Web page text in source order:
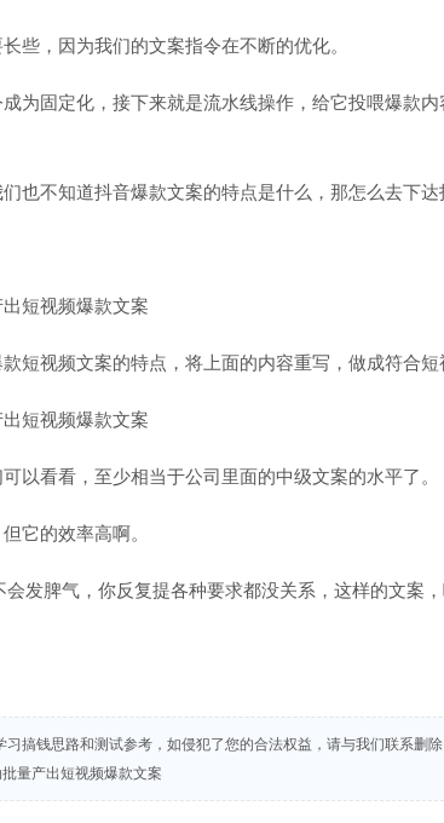
些，因为我们的文案指令在不断的优化。
为固定化，接下来就是流水线操作，给它投喂爆款
也不知道抖音爆款文案的特点是什么，那怎么去下达
短视频文案的特点，将上面的内容重写，做成符合短
以看看，至少相当于公司里面的中级文案的水平了。
它的效率高啊。
发脾气，你反复提各种要求都没关系，这样的文案，
搞钱思路和测试参考，如侵犯了您的合法权益，请与我们联系删除
量产出短视频爆款文案